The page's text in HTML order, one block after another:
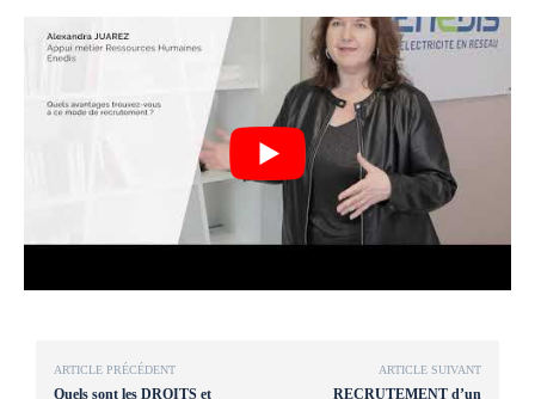
ARTICLE PRÉCÉDENT
Quels sont les DROITS et
ARTICLE SUIVANT
RECRUTEMENT d’un